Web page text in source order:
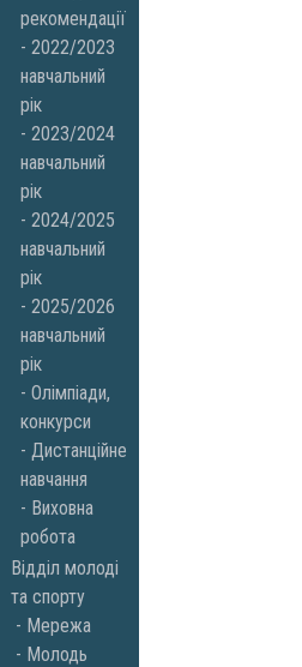
рекомендації
2022/2023
навчальний
рік
2023/2024
навчальний
рік
2024/2025
навчальний
рік
2025/2026
навчальний
рік
Олімпіади,
конкурси
Дистанційне
навчання
Виховна
робота
Відділ молоді
та спорту
Мережа
Молодь